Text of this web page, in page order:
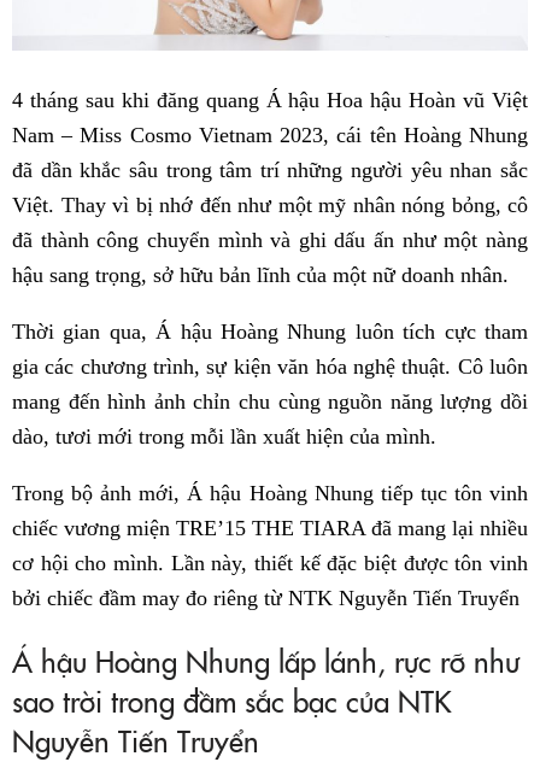
4 tháng sau khi đăng quang Á hậu Hoa hậu Hoàn vũ Việt
Nam – Miss Cosmo Vietnam 2023, cái tên Hoàng Nhung
đã dần khắc sâu trong tâm trí những người yêu nhan sắc
Việt. Thay vì bị nhớ đến như một mỹ nhân nóng bỏng, cô
đã thành công chuyển mình và ghi dấu ấn như một nàng
hậu sang trọng, sở hữu bản lĩnh của một nữ doanh nhân.
Thời gian qua, Á hậu Hoàng Nhung luôn tích cực tham
gia các chương trình, sự kiện văn hóa nghệ thuật. Cô luôn
mang đến hình ảnh chỉn chu cùng nguồn năng lượng dồi
dào, tươi mới trong mỗi lần xuất hiện của mình.
Trong bộ ảnh mới, Á hậu Hoàng Nhung tiếp tục tôn vinh
chiếc vương miện TRE’15 THE TIARA đã mang lại nhiều
cơ hội cho mình. Lần này, thiết kế đặc biệt được tôn vinh
bởi chiếc đầm may đo riêng từ NTK Nguyễn Tiến Truyển
Á hậu Hoàng Nhung lấp lánh, rực rỡ như
sao trời trong đầm sắc bạc của NTK
Nguyễn Tiến Truyển